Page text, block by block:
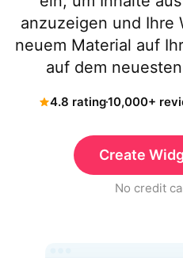
anzuzeigen und Ihre
neuem Material auf
auf dem
4.8 rating10,000+
Create
No credit